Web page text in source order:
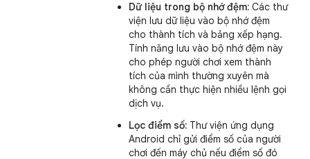
Dữ liệu trong bộ nhớ đệm: Các thư
viện lưu dữ liệu vào bộ nhớ đệm
cho thành tích và bảng xếp hạng.
Tính năng lưu vào bộ nhớ đệm này
cho phép người chơi xem thành
tích của mình thường xuyên mà
không cần thực hiện nhiều lệnh gọi
dịch vụ.
Lọc điểm số: Thư viện ứng dụng
Android chỉ gửi điểm số của người
chơi đến máy chủ nếu điểm số đó